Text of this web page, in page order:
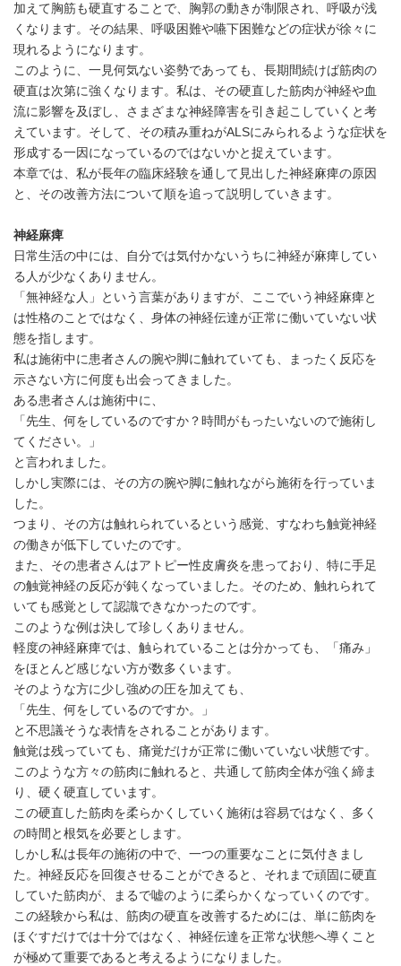
加えて胸筋も硬直することで、胸郭の動きが制限され、呼吸が浅
くなります。その結果、呼吸困難や嚥下困難などの症状が徐々に
現れるようになります。
このように、一見何気ない姿勢であっても、長期間続けば筋肉の
硬直は次第に強くなります。私は、その硬直した筋肉が神経や血
流に影響を及ぼし、さまざまな神経障害を引き起こしていくと考
えています。そして、その積み重ねがALSにみられるような症状を
形成する一因になっているのではないかと捉えています。
本章では、私が長年の臨床経験を通して見出した神経麻痺の原因
と、その改善方法について順を追って説明していきます。
神経麻痺
日常生活の中には、自分では気付かないうちに神経が麻痺してい
る人が少なくありません。
「無神経な人」という言葉がありますが、ここでいう神経麻痺と
は性格のことではなく、身体の神経伝達が正常に働いていない状
態を指します。
私は施術中に患者さんの腕や脚に触れていても、まったく反応を
示さない方に何度も出会ってきました。
ある患者さんは施術中に、
「先生、何をしているのですか？時間がもったいないので施術し
てください。」
と言われました。
しかし実際には、その方の腕や脚に触れながら施術を行っていま
した。
つまり、その方は触れられているという感覚、すなわち触覚神経
の働きが低下していたのです。
また、その患者さんはアトピー性皮膚炎を患っており、特に手足
の触覚神経の反応が鈍くなっていました。そのため、触れられて
いても感覚として認識できなかったのです。
このような例は決して珍しくありません。
軽度の神経麻痺では、触られていることは分かっても、「痛み」
をほとんど感じない方が数多くいます。
そのような方に少し強めの圧を加えても、
「先生、何をしているのですか。」
と不思議そうな表情をされることがあります。
触覚は残っていても、痛覚だけが正常に働いていない状態です。
このような方々の筋肉に触れると、共通して筋肉全体が強く締ま
り、硬く硬直しています。
この硬直した筋肉を柔らかくしていく施術は容易ではなく、多く
の時間と根気を必要とします。
しかし私は長年の施術の中で、一つの重要なことに気付きまし
た。神経反応を回復させることができると、それまで頑固に硬直
していた筋肉が、まるで嘘のように柔らかくなっていくのです。
この経験から私は、筋肉の硬直を改善するためには、単に筋肉を
ほぐすだけでは十分ではなく、神経伝達を正常な状態へ導くこと
が極めて重要であると考えるようになりました。